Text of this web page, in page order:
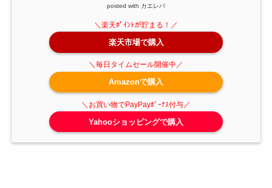
posted with カエレバ
楽天市場で購入
Amazonで購入
Yahooショッピングで購入